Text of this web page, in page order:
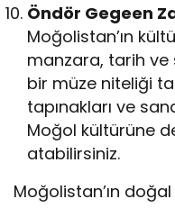
Öndör Gegeen
Moğolistan’ın
manzara, tarih
bir müze niteliği
tapınakları ve
Moğol kültürüne
atabilirsiniz.
Moğolistan’ın